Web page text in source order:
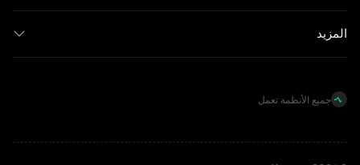
المزيد
جميع الأنظمة تعمل